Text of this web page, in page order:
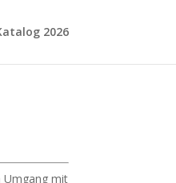
2026
Umgang mit